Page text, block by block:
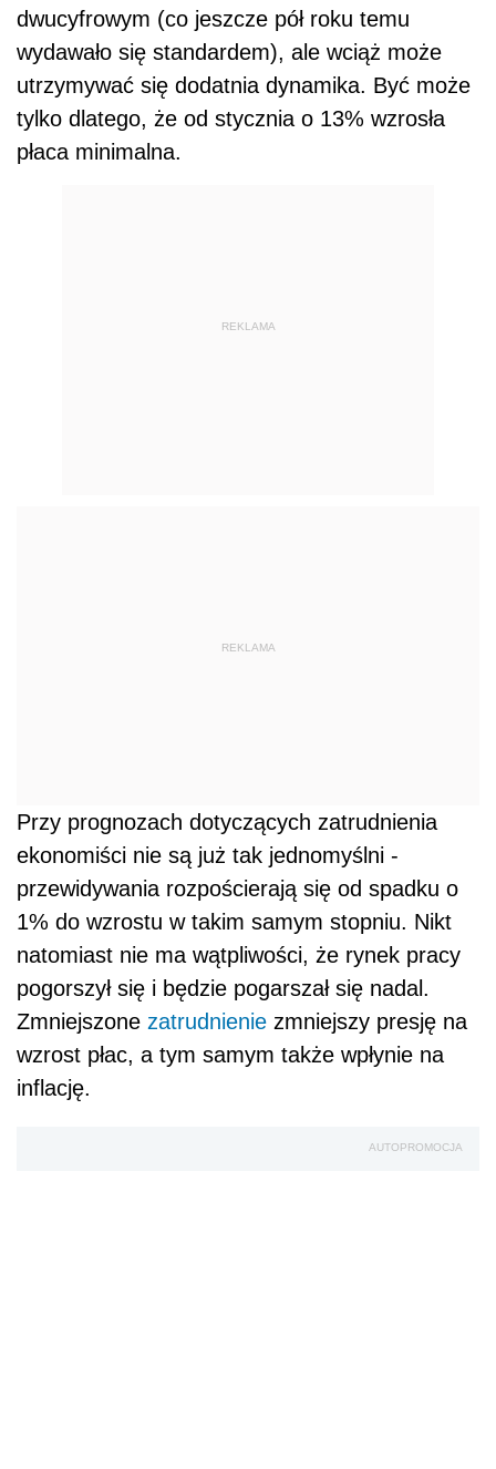
dwucyfrowym (co jeszcze pół roku temu
wydawało się standardem), ale wciąż może
utrzymywać się dodatnia dynamika. Być może
tylko dlatego, że od stycznia o 13% wzrosła
płaca minimalna.
REKLAMA
REKLAMA
Przy prognozach dotyczących zatrudnienia
ekonomiści nie są już tak jednomyślni -
przewidywania rozpościerają się od spadku o
1% do wzrostu w takim samym stopniu. Nikt
natomiast nie ma wątpliwości, że rynek pracy
pogorszył się i będzie pogarszał się nadal.
Zmniejszone zatrudnienie zmniejszy presję na
wzrost płac, a tym samym także wpłynie na
inflację.
AUTOPROMOCJA